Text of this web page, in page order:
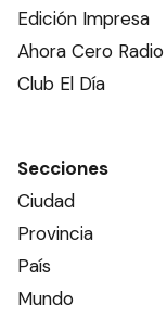
Edición Impresa
Ahora Cero Radio
Club El Día
Secciones
Ciudad
Provincia
País
Mundo